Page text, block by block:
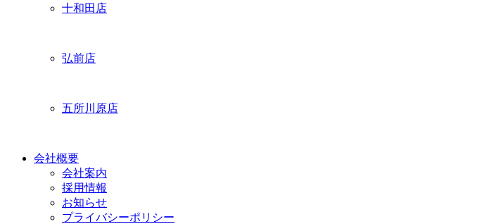
十和田店
弘前店
五所川原店
会社概要
会社案内
採用情報
お知らせ
プライバシーポリシー